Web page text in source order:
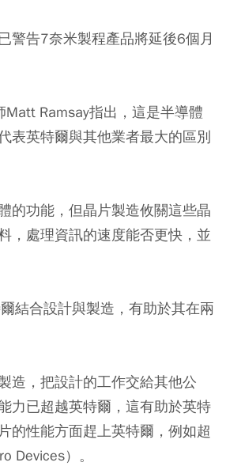
警告7奈米製程產品將延後6個月
Matt Ramsay指出，這是半導體
表英特爾與其他業者最大的區別
的功能，但晶片製造攸關這些晶
，處理資訊的速度能否更快，並
結合設計與製造，有助於其在兩
造，把設計的工作交給其他公
力已超越英特爾，這有助於英特
的性能方面趕上英特爾，例如超
Devices）。